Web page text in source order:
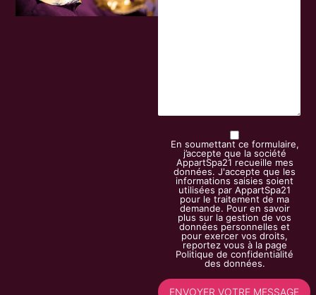
En soumettant ce formulaire,
j’accepte que la société
AppartSpa21 recueille mes
données. J'accepte que les
informations saisies soient
utilisées par AppartSpa21
pour le traitement de ma
demande. Pour en savoir
plus sur la gestion de vos
données personnelles et
pour exercer vos droits,
reportez vous à la page
Politique de confidentialité
des données.